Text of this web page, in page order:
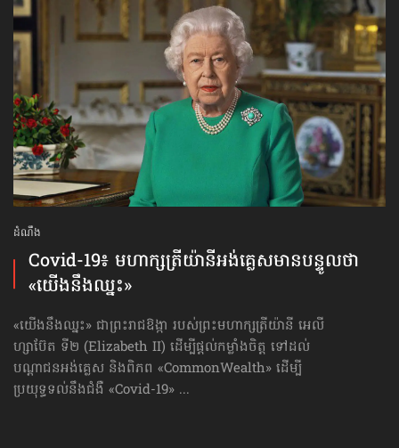
ដំណឹង
Covid-19៖ មហាក្សត្រីយ៉ានី​អង់គ្លេស​មាន​បន្ទូល​ថា
«យើងនឹងឈ្នះ»
«យើងនឹងឈ្នះ» ជាព្រះរាជឱង្កា របស់ព្រះមហាក្សត្រីយ៉ានី អេលី
ហ្សាប៊ែត ទី២ (Elizabeth II) ដើម្បីផ្ដល់កម្លាំងចិត្ត ទៅដល់
បណ្ដាជនអង់គ្លេស និងពិភព «CommonWealth» ដើម្បី
ប្រយុទ្ធទល់នឹងជំងឺ «Covid-19» ...